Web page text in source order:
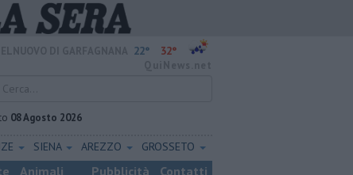
22° 32°
08 Agosto 2026
SIENA AREZZO GROSSETO
Animali Pubblicità Contatti